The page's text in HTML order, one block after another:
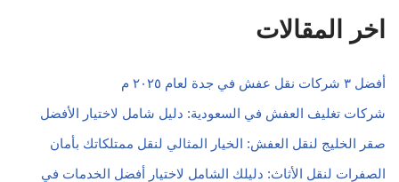
اخر المقالات
أفضل ٣ شركات نقل عفش في جدة لعام ٢٠٢٥ م
شركات تغليف العفش في السعودية: دليل شامل لاختيار الأفضل
صقر الخليج لنقل العفش: الخيار المثالي لنقل ممتلكاتك بأمان
الصفرات لنقل الأثاث: دليلك الشامل لاختيار أفضل الخدمات في